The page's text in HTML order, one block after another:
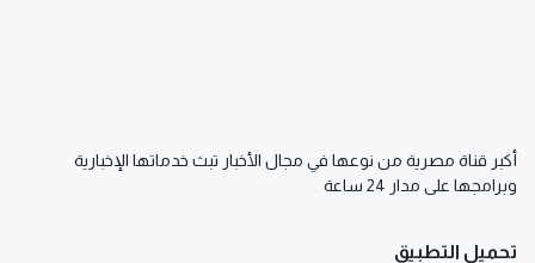
أكبر قناة مصرية من نوعها في مجال الأخبار تبث خدماتها الإخبارية
وبرامجها على مدار 24 ساعة
تحميل التطبيق